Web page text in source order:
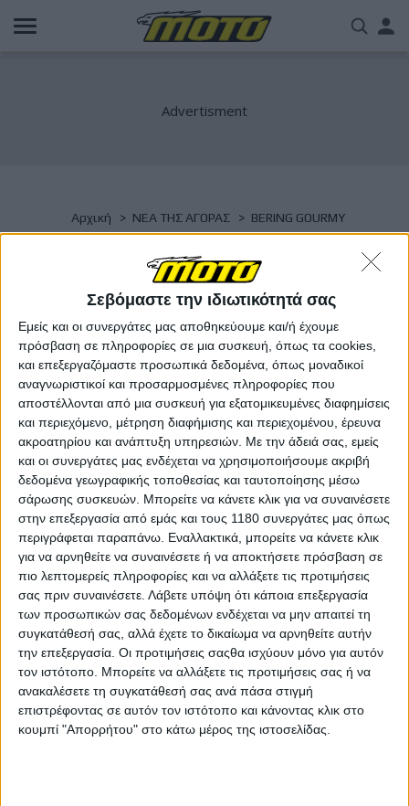
Σεβόμαστε την ιδιωτικότητά σας
Εμείς και οι συνεργάτες μας αποθηκεύουμε και/ή έχουμε
πρόσβαση σε πληροφορίες σε μια συσκευή, όπως τα cookies,
και επεξεργαζόμαστε προσωπικά δεδομένα, όπως μοναδικοί
αναγνωριστικοί και προσαρμοσμένες πληροφορίες που
αποστέλλονται από μια συσκευή για εξατομικευμένες διαφημίσεις
και περιεχόμενο, μέτρηση διαφήμισης και περιεχομένου, έρευνα
ακροατηρίου και ανάπτυξη υπηρεσιών. Με την άδειά σας, εμείς
και οι συνεργάτες μας ενδέχεται να χρησιμοποιήσουμε ακριβή
δεδομένα γεωγραφικής τοποθεσίας και ταυτοποίησης μέσω
σάρωσης συσκευών. Μπορείτε να κάνετε κλικ για να συναινέσετε
στην επεξεργασία από εμάς και τους 1180 συνεργάτες μας όπως
περιγράφεται παραπάνω. Εναλλακτικά, μπορείτε να κάνετε κλικ
για να αρνηθείτε να συναινέσετε ή να αποκτήσετε πρόσβαση σε
πιο λεπτομερείς πληροφορίες και να αλλάξετε τις προτιμήσεις
σας πριν συναινέσετε. Λάβετε υπόψη ότι κάποια επεξεργασία
των προσωπικών σας δεδομένων ενδέχεται να μην απαιτεί τη
συγκατάθεσή σας, αλλά έχετε το δικαίωμα να αρνηθείτε αυτήν
την επεξεργασία. Οι προτιμήσεις σαςθα ισχύουν μόνο για αυτόν
τον ιστότοπο. Μπορείτε να αλλάξετε τις προτιμήσεις σας ή να
ανακαλέσετε τη συγκατάθεσή σας ανά πάσα στιγμή
επιστρέφοντας σε αυτόν τον ιστότοπο και κάνοντας κλικ στο
κουμπί "Απορρήτου" στο κάτω μέρος της ιστοσελίδας.
Παράκαμψη
προς
Breadcrumb
Αρχική NΕΑ ΤΗΣ ΑΓΟΡΑΣ BERING GOURMY
BERING GOURMY
Νέα γάντια αστικής χρήσης από συνδυασμό δέρματος
και μαλακών τεχνικών ελαστικών υλικών (Softshell
fabric). Είναι πλήρως αδιάβροχα με διαπνέουσα
μεμβράνη, φέρουν βαμβακερή θερμική επένδυση
προστασίας από το κρύο και προστασία άρθρωσης.
Στους δείκτες υπάρχει ειδικό τμήμα επαφής για
χειρισμό οθονών αφής. Το κλείσιμο γίνεται με
ρυθμιζόμενο Velcro. Διαθέσιμα σε επιλεγμένα